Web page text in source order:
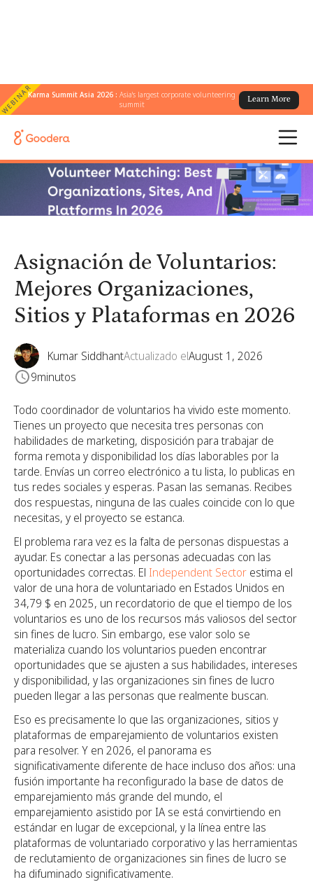
WEBINARKarma Summit Asia 2026 :Asia's largest corporate volunteering
summit
Learn More
← Todos los blogs
Plataformas en 2026
Asignación de Voluntarios:
Mejores Organizaciones,
Sitios y Plataformas en 2026
Kumar SiddhantActualizado elAugust 1, 2026
9minutos
Todo coordinador de voluntarios ha vivido este momento.
Tienes un proyecto que necesita tres personas con
habilidades de marketing, disposición para trabajar de
forma remota y disponibilidad los días laborables por la
tarde. Envías un correo electrónico a tu lista, lo publicas en
tus redes sociales y esperas. Pasan las semanas. Recibes
dos respuestas, ninguna de las cuales coincide con lo que
necesitas, y el proyecto se estanca.
El problema rara vez es la falta de personas dispuestas a
ayudar. Es conectar a las personas adecuadas con las
oportunidades correctas. El Independent Sector estima el
valor de una hora de voluntariado en Estados Unidos en
34,79 $ en 2025, un recordatorio de que el tiempo de los
voluntarios es uno de los recursos más valiosos del sector
sin fines de lucro. Sin embargo, ese valor solo se
materializa cuando los voluntarios pueden encontrar
oportunidades que se ajusten a sus habilidades, intereses
y disponibilidad, y las organizaciones sin fines de lucro
pueden llegar a las personas que realmente buscan.
Eso es precisamente lo que las organizaciones, sitios y
plataformas de emparejamiento de voluntarios existen
para resolver. Y en 2026, el panorama es
significativamente diferente de hace incluso dos años: una
fusión importante ha reconfigurado la base de datos de
emparejamiento más grande del mundo, el
emparejamiento asistido por IA se está convirtiendo en
estándar en lugar de excepcional, y la línea entre las
plataformas de voluntariado corporativo y las herramientas
de reclutamiento de organizaciones sin fines de lucro se
ha difuminado significativamente.